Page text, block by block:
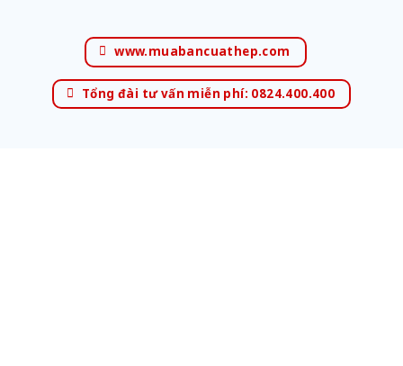
www.muabancuathep.com
Tổng đài tư vấn miễn phí: 0824.400.400